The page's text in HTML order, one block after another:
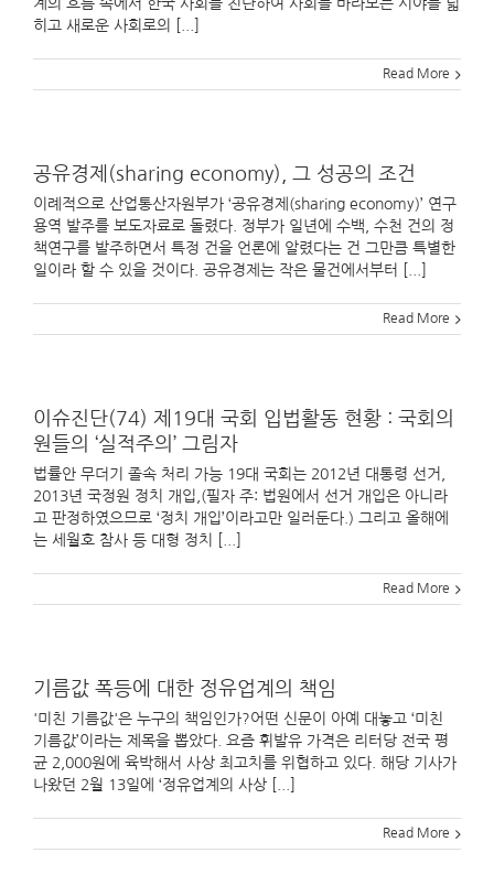
계의 흐름 속에서 한국 사회를 진단하여 사회를 바라보는 시야를 넓
히고 새로운 사회로의 [...]
Read More
공유경제(sharing economy), 그 성공의 조건
이례적으로 산업통산자원부가 ‘공유경제(sharing economy)’ 연구
용역 발주를 보도자료로 돌렸다. 정부가 일년에 수백, 수천 건의 정
책연구를 발주하면서 특정 건을 언론에 알렸다는 건 그만큼 특별한
일이라 할 수 있을 것이다. 공유경제는 작은 물건에서부터 [...]
Read More
이슈진단(74) 제19대 국회 입법활동 현황 : 국회의
원들의 ‘실적주의’ 그림자
법률안 무더기 졸속 처리 가능 19대 국회는 2012년 대통령 선거,
2013년 국정원 정치 개입,(필자 주: 법원에서 선거 개입은 아니라
고 판정하였으므로 ‘정치 개입’이라고만 일러둔다.) 그리고 올해에
는 세월호 참사 등 대형 정치 [...]
Read More
기름값 폭등에 대한 정유업계의 책임
'미친 기름값'은 누구의 책임인가?어떤 신문이 아예 대놓고 ‘미친
기름값’이라는 제목을 뽑았다. 요즘 휘발유 가격은 리터당 전국 평
균 2,000원에 육박해서 사상 최고치를 위협하고 있다. 해당 기사가
나왔던 2월 13일에 ‘정유업계의 사상 [...]
Read More